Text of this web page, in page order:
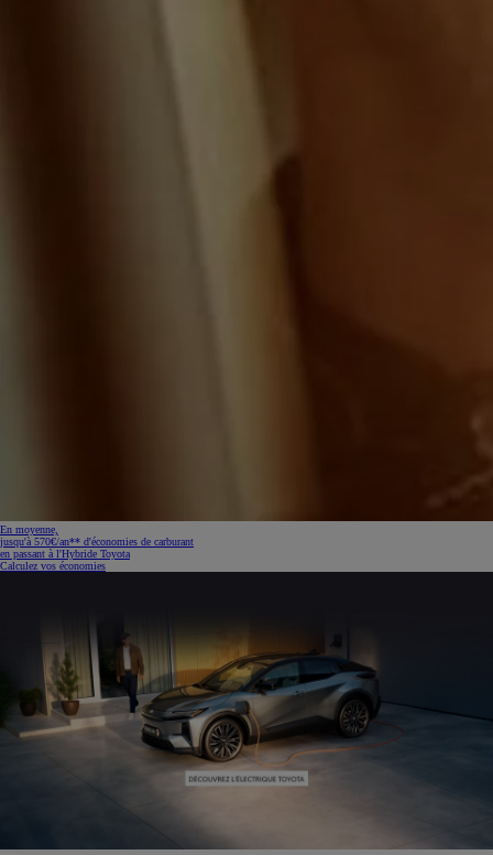
En moyenne,
jusqu'à 570€/an** d'économies de carburant
en passant à l'Hybride Toyota
Calculez vos économies